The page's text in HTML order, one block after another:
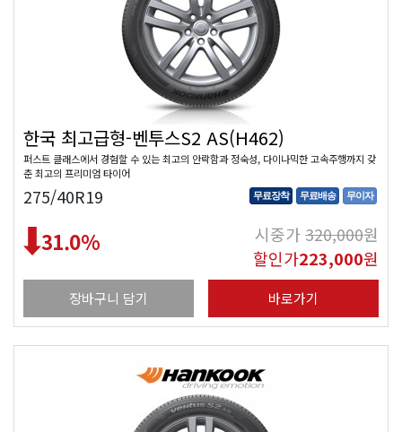
한국 최고급형-벤투스S2 AS(H462)
퍼스트 클래스에서 경험할 수 있는 최고의 안락함과 정숙성, 다이나믹한 고속주행까지 갖
춘 최고의 프리미엄 타이어
275/40R19 무료장착 무료배송 무이자
31.0% 시중가320,000원
할인가223,000원
장바구니 담기 바로가기